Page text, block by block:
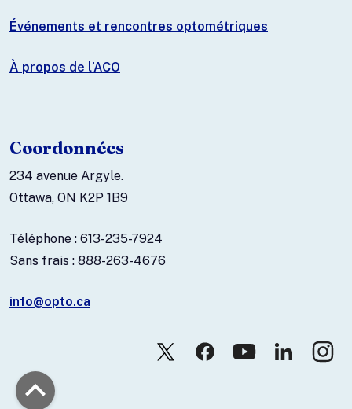
Événements et rencontres optométriques
À propos de l’ACO
Coordonnées
234 avenue Argyle.
Ottawa, ON K2P 1B9
Téléphone : 613-235-7924
Sans frais : 888-263-4676
info@opto.ca